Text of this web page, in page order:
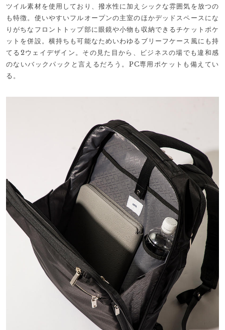
ツイル素材を使用しており、撥水性に加えシックな雰囲気を放つの
も特徴。使いやすいフルオープンの主室のほかデッドスペースにな
りがちなフロントトップ部に眼鏡や小物も収納できるチケットポケ
ットを併設。横持ちも可能なためいわゆるブリーフケース風にも持
てる2ウェイデザイン。その見た目から、ビジネスの場でも違和感
のないバックパックと言えるだろう。PC専用ポケットも備えてい
る。